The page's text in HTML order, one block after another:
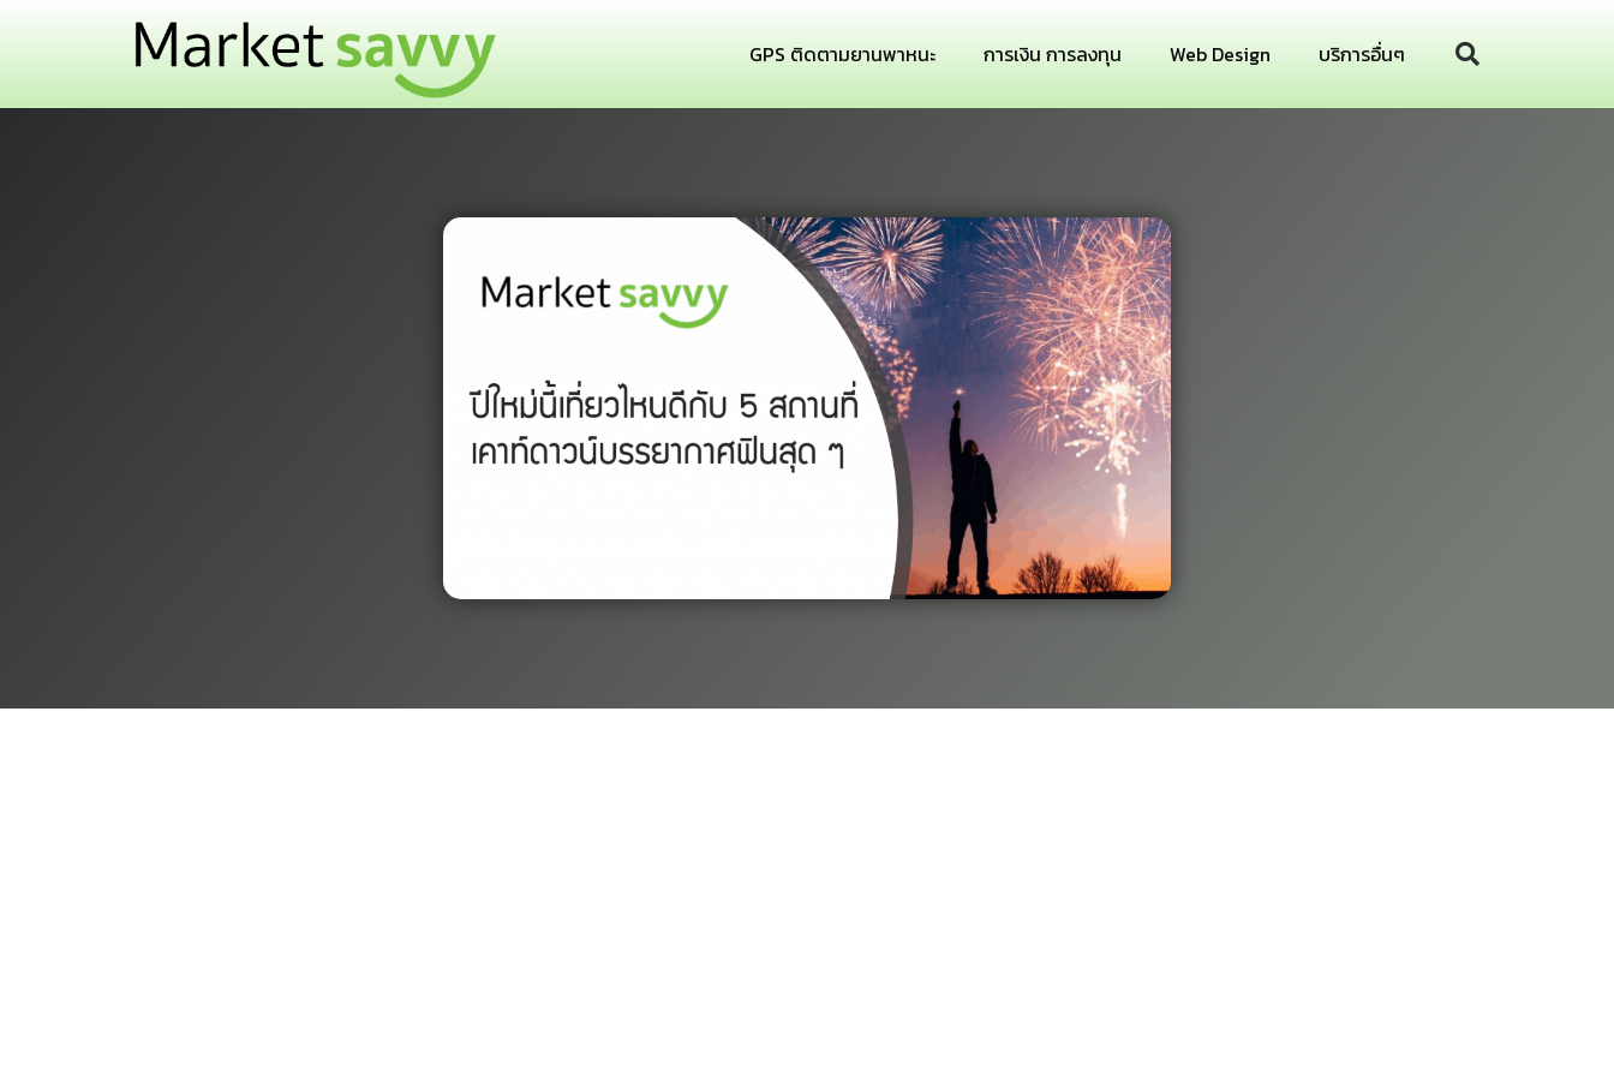
GPS ติดตามยานพาหนะ การเงิน การลงทุน Web Design บริการอื่นๆ